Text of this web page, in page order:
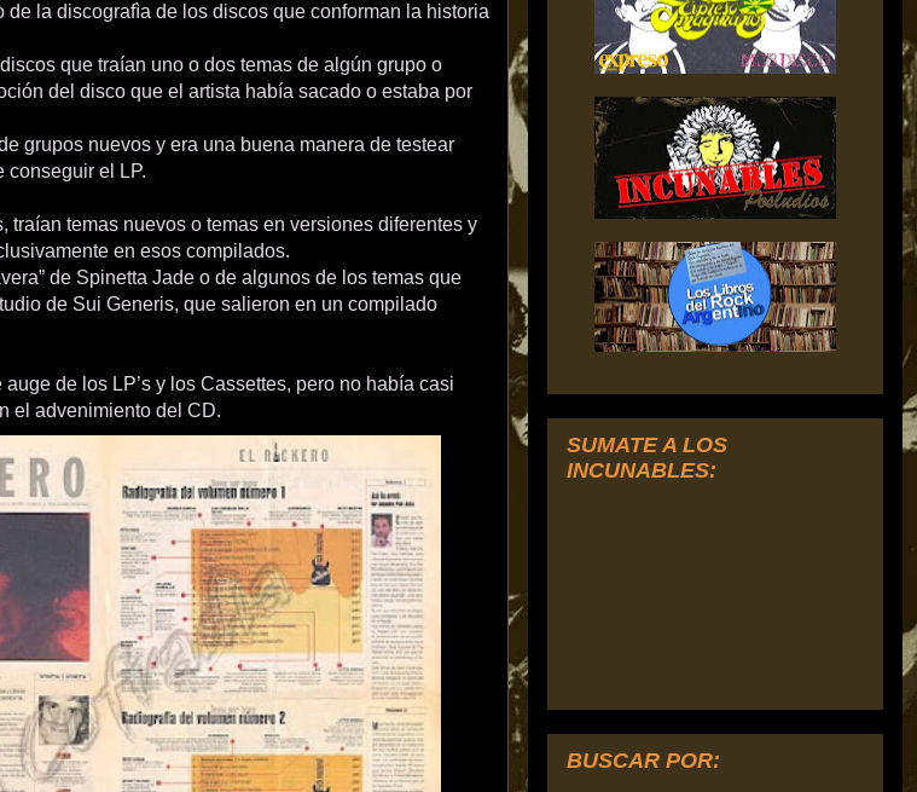
de la discografìa de los discos que conforman la historia
que traían uno o dos temas de algún grupo o
del disco que el artista había sacado o estaba por
grupos nuevos y era una buena manera de testear
conseguir el LP.
traían temas nuevos o temas en versiones diferentes y
en esos compilados.
de Spinetta Jade o de algunos de los temas que
de Sui Generis, que salieron en un compilado
de los LP’s y los Cassettes, pero no había casi
el advenimiento del CD.
SUMATE A LOS
INCUNABLES:
BUSCAR POR: